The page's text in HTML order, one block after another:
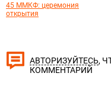
45 ММКФ: церемония
открытия
АВТОРИЗУЙТЕСЬ,
КОММЕНТАРИЙ